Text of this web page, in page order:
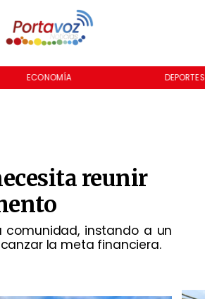
ECONOMÍA DEPORTES
reunir
comunidad, instando a un
la meta financiera.